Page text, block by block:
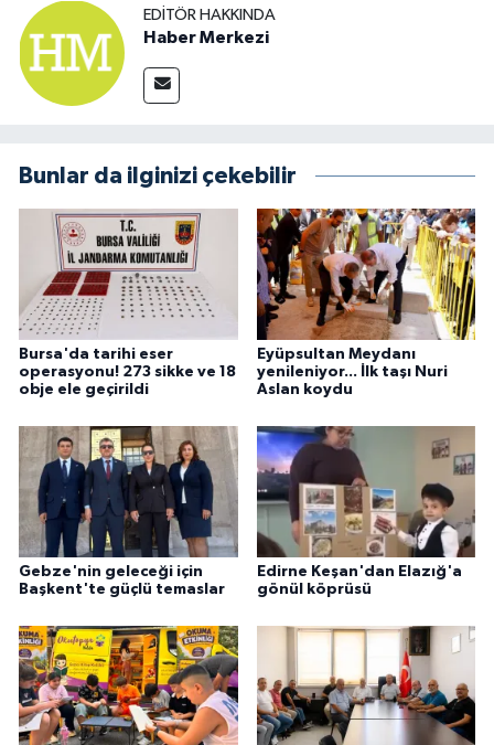
EDITÖR HAKKINDA
Haber Merkezi
Bunlar da ilginizi çekebilir
Bursa'da tarihi eser
operasyonu! 273 sikke ve 18
obje ele geçirildi
Eyüpsultan Meydanı
yenileniyor... İlk taşı Nuri
Aslan koydu
Gebze'nin geleceği için
Başkent'te güçlü temaslar
Edirne Keşan'dan Elazığ'a
gönül köprüsü